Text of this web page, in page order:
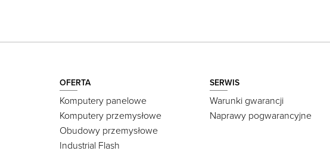
OFERTA
Komputery panelowe
Komputery przemysłowe
Obudowy przemysłowe
Industrial Flash
SERWIS
Warunki gwarancji
Naprawy pogwarancyjne